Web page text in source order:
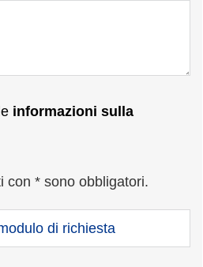
informazioni sulla
con * sono obbligatori.
di richiesta